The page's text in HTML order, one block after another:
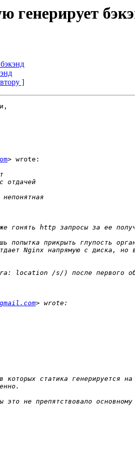
генерирует
]
> wrote:
прикрыть глупость
Nginx напрямую с диска, но
статика генерируется на